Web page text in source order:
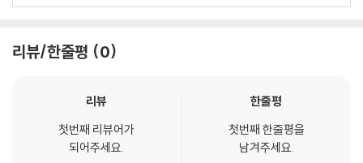
리뷰/한줄평 0
리뷰
첫번째 리뷰어가
되어주세요.
한줄평
첫번째 한줄평을
남겨주세요.